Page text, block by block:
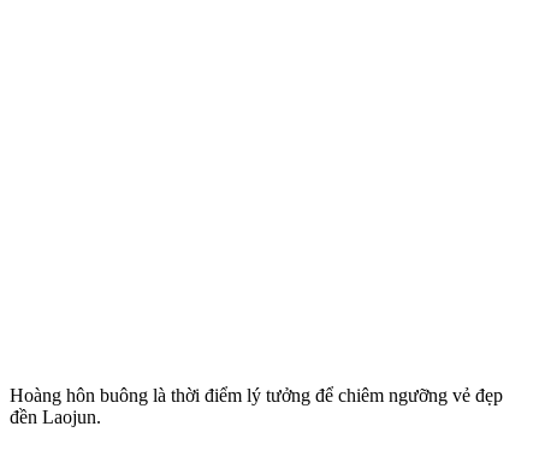
Hoàng hôn buông là thời điểm lý tưởng để chiêm ngưỡng vẻ đẹp
đền Laojun.